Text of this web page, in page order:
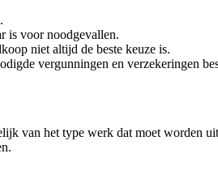
is voor noodgevallen.
niet altijd de beste keuze is.
vergunningen en verzekeringen
van het type werk dat moet worden